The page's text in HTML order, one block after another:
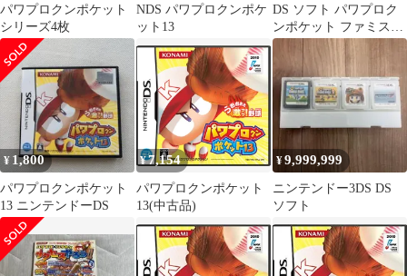
パワプロクンポケット
シリーズ4枚
NDS パワプロクンポケ
ット13
DS ソフト パワプロク
ンポケット ファミスタ
まとめ売り セット
¥ 1,800
パワプロクンポケット
13 ニンテンドーDS
¥7,154
パワプロクンポケット
13(中古品)
¥9,999,999
ニンテンドー3DS DS
ソフト